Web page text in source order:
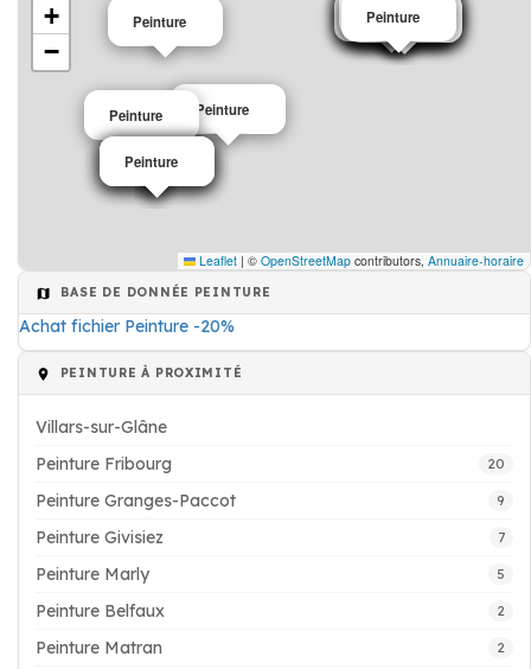
Peinture
Peinture
Peinture
Peinture
Peinture
Peinture
Peinture
Peinture
Peinture
Peinture
Peinture
Peinture
Peinture
Peinture
Peinture
Peinture
Peinture
Peinture
Peinture
Peinture
+
−
Leaflet | © OpenStreetMap contributors, Annuaire-horaire
BASE DE DONNÉE PEINTURE
Achat fichier Peinture -20%
PEINTURE À PROXIMITÉ
Villars-sur-Glâne
Peinture Fribourg
20
Peinture Granges-Paccot 9
Peinture Givisiez 7
Peinture Marly 5
Peinture Belfaux 2
Peinture Matran 2